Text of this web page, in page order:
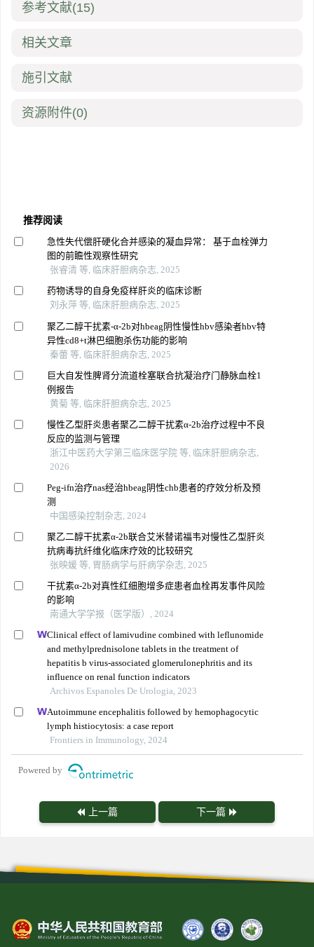
参考文献(15)
相关文章
施引文献
资源附件(0)
推荐阅读
急性失代偿肝硬化合并感染的凝血异常： 基于血栓弹力
图的前瞻性观察性研究
张睿清 等, 临床肝胆病杂志, 2025
药物诱导的自身免疫样肝炎的临床诊断
刘永萍 等, 临床肝胆病杂志, 2025
聚乙二醇干扰素-α-2b对hbeag阴性慢性hbv感染者hbv特
异性cd8+t淋巴细胞杀伤功能的影响
秦蕾 等, 临床肝胆病杂志, 2025
巨大自发性脾肾分流道栓塞联合抗凝治疗门静脉血栓1
例报告
黄菊 等, 临床肝胆病杂志, 2025
慢性乙型肝炎患者聚乙二醇干扰素α-2b治疗过程中不良
反应的监测与管理
浙江中医药大学第三临床医学院 等, 临床肝胆病杂志,
2026
Peg-ifn治疗nas经治hbeag阴性chb患者的疗效分析及预
测
中国感染控制杂志, 2024
聚乙二醇干扰素α-2b联合艾米替诺福韦对慢性乙型肝炎
抗病毒抗纤维化临床疗效的比较研究
张映媛 等, 胃肠病学与肝病学杂志, 2025
干扰素α-2b对真性红细胞增多症患者血栓再发事件风险
的影响
南通大学学报（医学版）, 2024
Clinical effect of lamivudine combined with leflunomide
and methylprednisolone tablets in the treatment of
hepatitis b virus-associated glomerulonephritis and its
influence on renal function indicators
Archivos Espanoles De Urologia, 2023
Autoimmune encephalitis followed by hemophagocytic
lymph histiocytosis: a case report
Frontiers in Immunology, 2024
Powered by
上一篇 下一篇